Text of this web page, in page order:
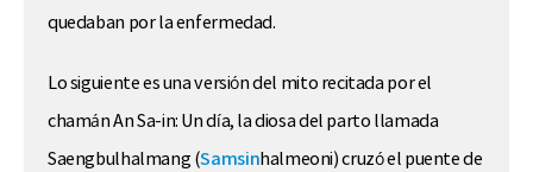
quedaban por la enfermedad.
Lo siguiente es una versión del mito recitada por el
chamán An Sa-in: Un día, la diosa del parto llamada
Saengbulhalmang (Samsinhalmeoni) cruzó el puente de